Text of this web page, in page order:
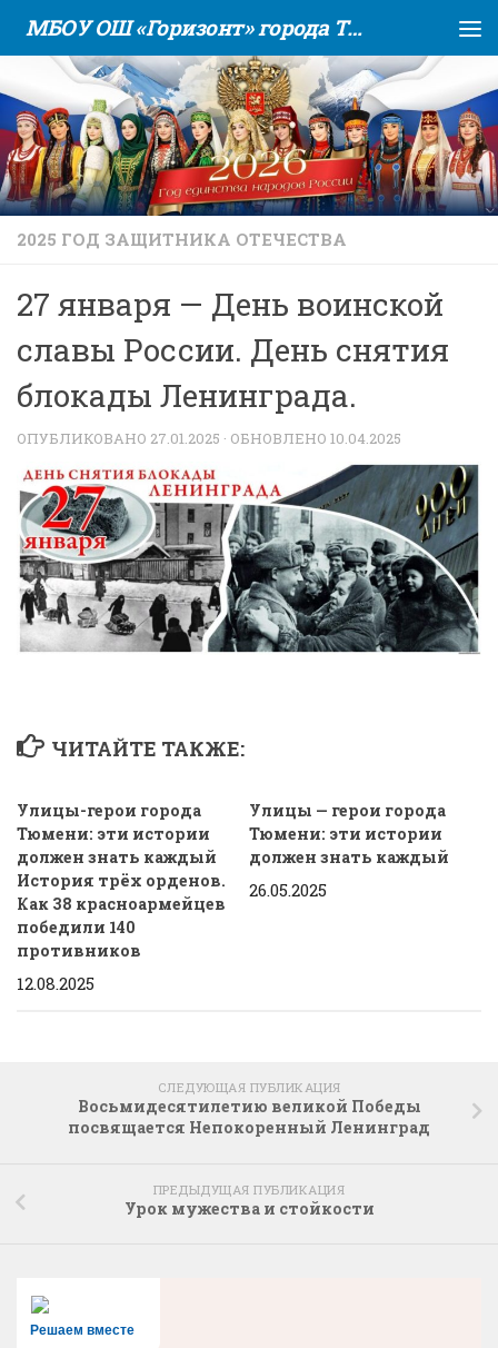
Skip to content МБОУ ОШ «Горизонт» города Тюмени
2025 ГОД ЗАЩИТНИКА ОТЕЧЕСТВА
27 января — День воинской
славы России. День снятия
блокады Ленинграда.
ОПУБЛИКОВАНО 27.01.2025 · ОБНОВЛЕНО 10.04.2025
ЧИТАЙТЕ ТАКЖЕ:
Улицы-герои города
Тюмени: эти истории
должен знать каждый
История трёх орденов.
Как 38 красноармейцев
победили 140
противников
12.08.2025
Улицы — герои города
Тюмени: эти истории
должен знать каждый
26.05.2025
СЛЕДУЮЩАЯ ПУБЛИКАЦИЯ
Восьмидесятилетию великой Победы
посвящается Непокоренный Ленинград
ПРЕДЫДУЩАЯ ПУБЛИКАЦИЯ
Урок мужества и стойкости
Решаем вместе